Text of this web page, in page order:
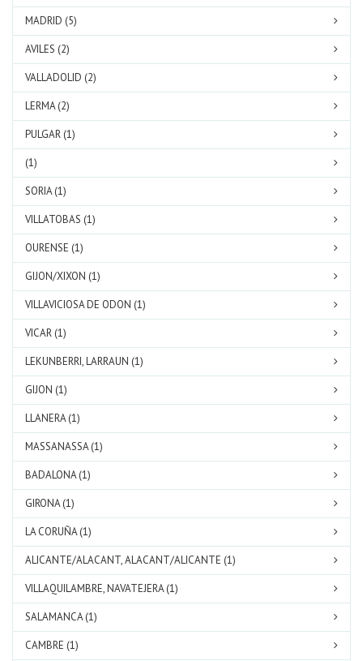
MADRID (5)
AVILES (2)
VALLADOLID (2)
LERMA (2)
PULGAR (1)
(1)
SORIA (1)
VILLATOBAS (1)
OURENSE (1)
GIJON/XIXON (1)
VILLAVICIOSA DE ODON (1)
VICAR (1)
LEKUNBERRI, LARRAUN (1)
GIJON (1)
LLANERA (1)
MASSANASSA (1)
BADALONA (1)
GIRONA (1)
LA CORUÑA (1)
ALICANTE/ALACANT, ALACANT/ALICANTE (1)
VILLAQUILAMBRE, NAVATEJERA (1)
SALAMANCA (1)
CAMBRE (1)